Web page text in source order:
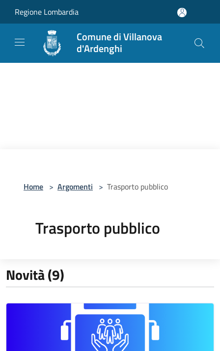
Regione Lombardia
Comune di Villanova
d'Ardenghi
Home > Argomenti > Trasporto pubblico
Trasporto pubblico
Novità (9)